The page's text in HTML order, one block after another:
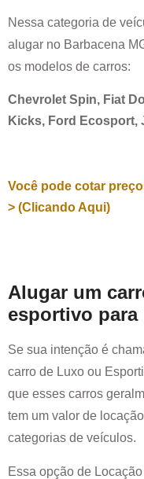
Nessa categoria de
alugar no Barbacena
os modelos de carros:
Chevrolet Spin, Fiat
Kicks, Ford Ecosport,
Você pode cotar
> (Clicando Aqui)
Alugar um
esportivo para
Se sua intenção é
carro de Luxo ou
que esses carros
tem um valor de
categorias de veículos.
Essa opção de